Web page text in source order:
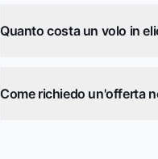
Quanto costa un volo in
Come richiedo un'offerta